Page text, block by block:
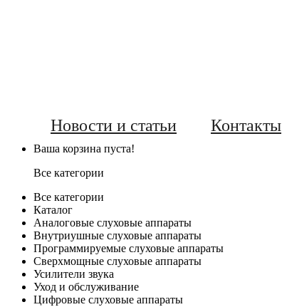
Новости и статьи Контакты
Ваша корзина пуста!
Все категории
Все категории
Каталог
Аналоговые слуховые аппараты
Внутриушные слуховые аппараты
Программируемые слуховые аппараты
Сверхмощные слуховые аппараты
Усилители звука
Уход и обслуживание
Цифровые слуховые аппараты